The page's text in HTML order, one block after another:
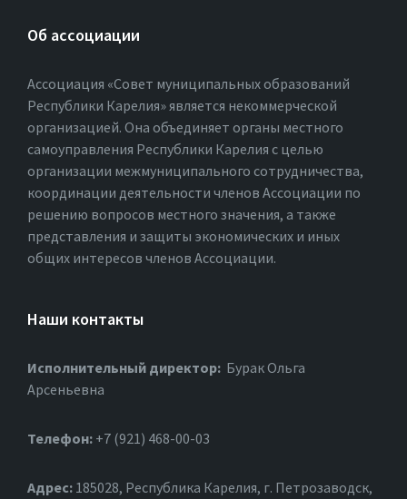
Об ассоциации
Ассоциация «Совет муниципальных образований
Республики Карелия» является некоммерческой
организацией. Она объединяет органы местного
самоуправления Республики Карелия с целью
организации межмуниципального сотрудничества,
координации деятельности членов Ассоциации по
решению вопросов местного значения, а также
представления и защиты экономических и иных
общих интересов членов Ассоциации.
Наши контакты
Исполнительный директор: Бурак Ольга
Арсеньевна
Телефон: +7 (921) 468-00-03
Адрес: 185028, Республика Карелия, г. Петрозаводск,